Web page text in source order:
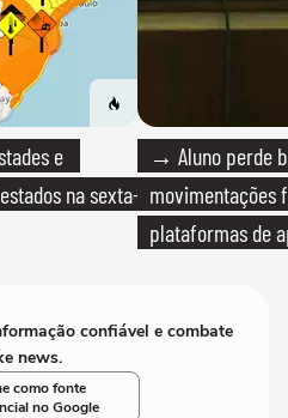
e
na sexta-
→ Aluno perde
movimentações
plataformas de
confiável e combate
news.
como fonte
no Google